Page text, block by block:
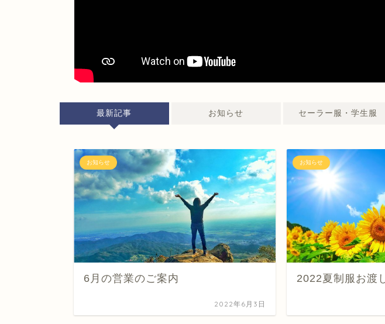
最新記事 お知らせ セーラー服・学生服
お知らせ
6月の営業のご案内
2022年6月3日
お知らせ
2022夏制服お渡